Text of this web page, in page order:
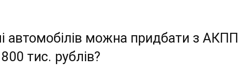
автомобілів можна придбати з АКПП
тис. рублів?